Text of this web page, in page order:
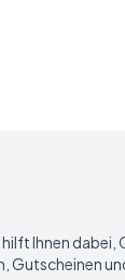
hilft Ihnen dabei,
Gutscheinen